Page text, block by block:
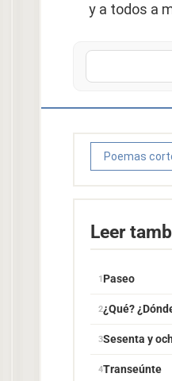
y a todos a
Poemas
Leer
Paseo
¿Qué?
Sesenta y
Transeúnte